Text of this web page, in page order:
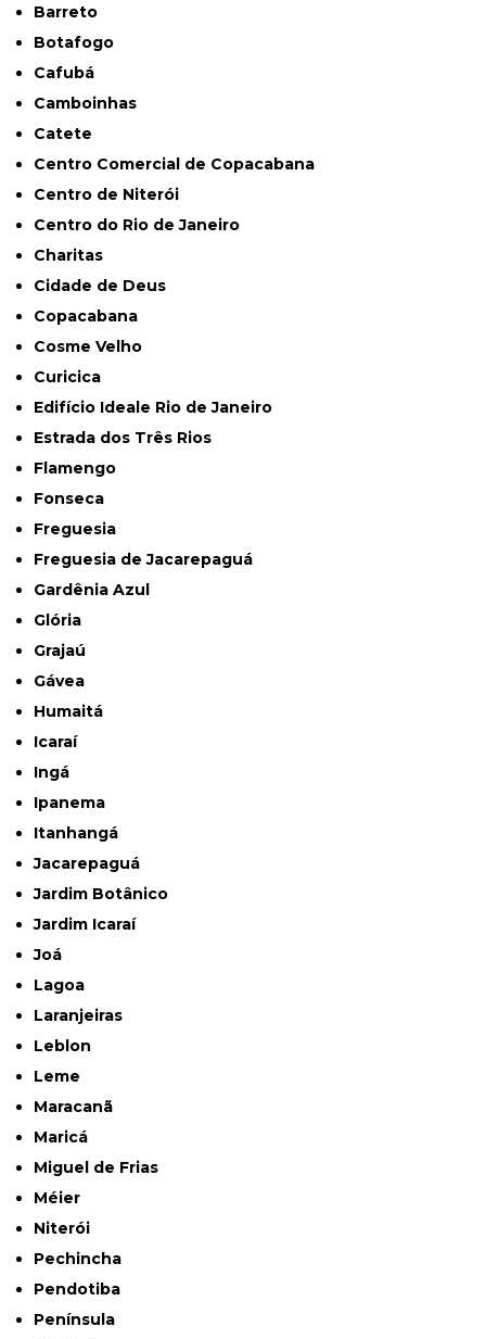
Barreto
Botafogo
Cafubá
Camboinhas
Catete
Centro Comercial de Copacabana
Centro de Niterói
Centro do Rio de Janeiro
Charitas
Cidade de Deus
Copacabana
Cosme Velho
Curicica
Edifício Ideale Rio de Janeiro
Estrada dos Três Rios
Flamengo
Fonseca
Freguesia
Freguesia de Jacarepaguá
Gardênia Azul
Glória
Grajaú
Gávea
Humaitá
Icaraí
Ingá
Ipanema
Itanhangá
Jacarepaguá
Jardim Botânico
Jardim Icaraí
Joá
Lagoa
Laranjeiras
Leblon
Leme
Maracanã
Maricá
Miguel de Frias
Méier
Niterói
Pechincha
Pendotiba
Península